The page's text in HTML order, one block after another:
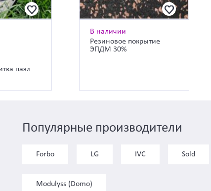
пазл
В наличии
Резиновое покрытие
ЭПДМ 30%
Популярные производители
Forbo LG IVC Sold
Modulyss (Domo)